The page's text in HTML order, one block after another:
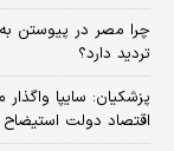
چرا مصر در پیوستن به
تردید دارد؟
پزشکیان: سایپا
اقتصاد دولت